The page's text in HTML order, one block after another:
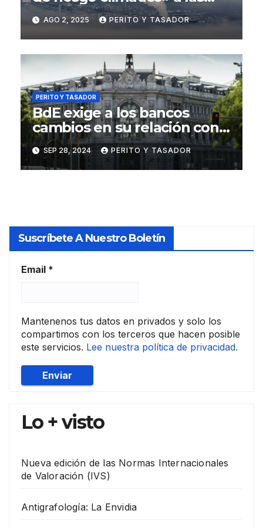
garantías de préstamo en la
UEAGO 2, 2025 PERITO Y TASADOR
PERITO Y TASADOR
BdE exige a los bancos
cambios en su relación con
las sociedades de tasación
SEP 28, 2024 PERITO Y TASADOR
Suscríbete A Nuestro Boletín
Email *
Mantenenos tus datos en privados y solo los
compartimos con los terceros que hacen posible
este servicios. Lee nuestra política de privacidad.
Lo + visto
Nueva edición de las Normas Internacionales
de Valoración (IVS)
Antigrafología: La Envidia